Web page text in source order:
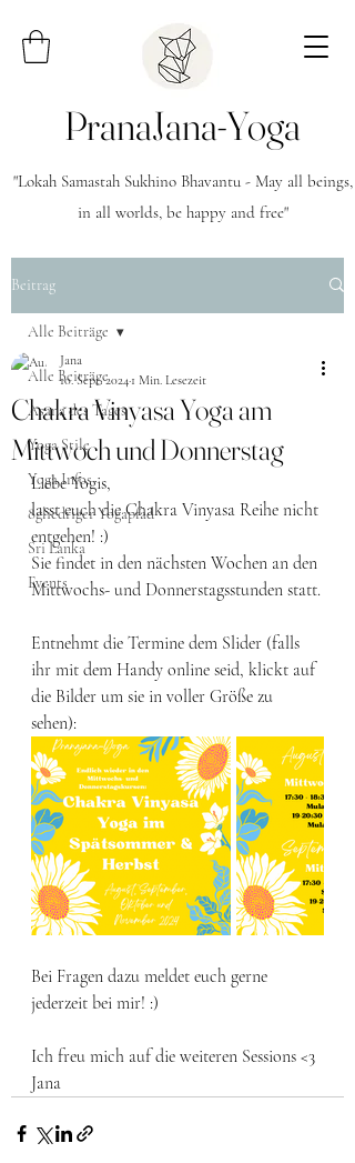
PranaJana-Yoga
"Lokah Samastah Sukhino Bhavantu - May all beings,
in all worlds, be happy and free"
Beitrag
Alle Beiträge
Asana des Tages
Yoga Stile
Yoga Infos
8gliedriger Yogapfad
Sri Lanka
Events
Alle Beiträge
Chakra Vinyasa Yoga am
Mittwoch und Donnerstag
Jana
10. Sept. 2024 1 Min. Lesezeit
Liebe Yogis,
lasst euch die Chakra Vinyasa Reihe nicht
entgehen! :)
Sie findet in den nächsten Wochen an den
Mittwochs- und Donnerstagsstunden statt.
Entnehmt die Termine dem Slider (falls
ihr mit dem Handy online seid, klickt auf
die Bilder um sie in voller Größe zu
sehen):
Bei Fragen dazu meldet euch gerne
jederzeit bei mir! :)
Ich freu mich auf die weiteren Sessions <3
Jana